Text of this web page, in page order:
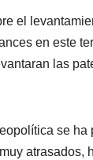
el
en este
las
se
atrasados,